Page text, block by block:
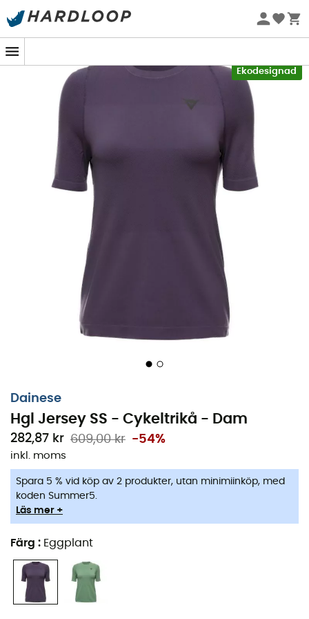
Sommarerbjudanden 🔥 -5 % EXTRA vid köp av 2 produkter*
Ekodesignad
Dainese
Hgl Jersey SS - Cykeltrikå - Dam
282,87 kr 609,00 kr -54%
inkl. moms
Spara 5 % vid köp av 2 produkter, utan minimiinköp, med
koden Summer5.
Läs mer +
Färg : Eggplant